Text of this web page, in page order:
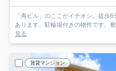
「寿ビル」のここがイチオシ。徒歩
あります。駐輪場付きの物件です。
見る
賃貸マンション